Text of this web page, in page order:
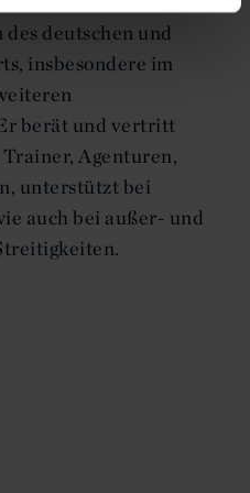
deutschen und
insbesondere im
berät und vertritt
Agenturen,
unterstützt bei
auch bei außer- und